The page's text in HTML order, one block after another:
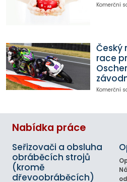
Komerční
Český
race
Komerční
Nabídka práce
Seřizovači a obsluha
obráběcích strojů
(kromě
dřevoobráběcích)